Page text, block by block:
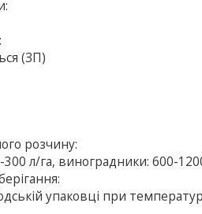
(ЗП)
розчину:
300 л/га, виноградники: 600-
упаковці при